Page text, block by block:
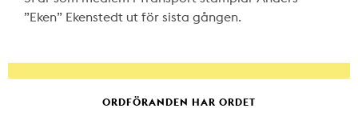
”Eken” Ekenstedt ut för sista gången.
ORDFÖRANDEN HAR ORDET